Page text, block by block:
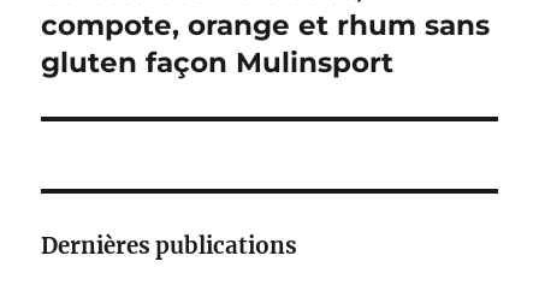
suivante :
compote, orange et rhum sans
gluten façon Mulinsport
Dernières publications